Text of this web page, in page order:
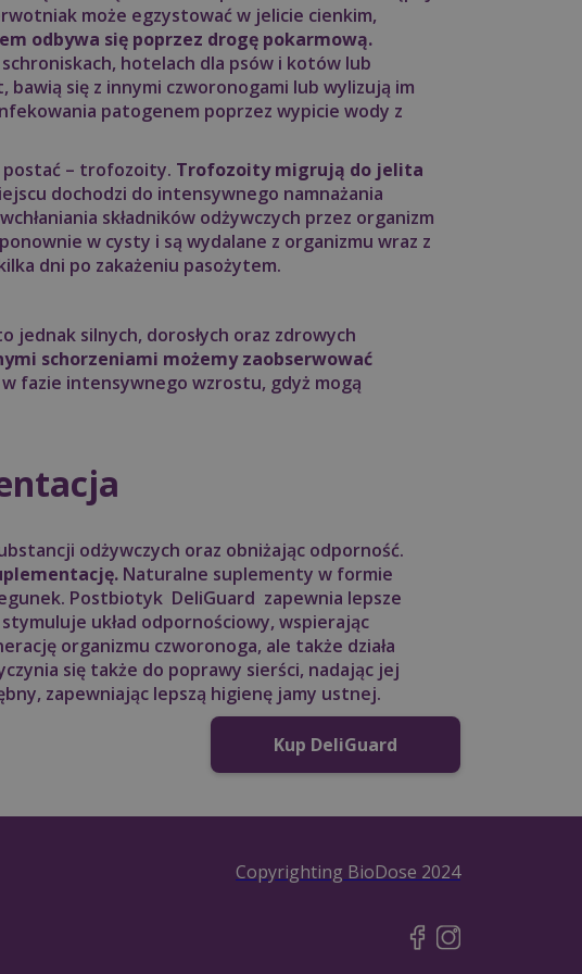
może egzystować w jelicie cienkim,
odbywa się poprzez drogę pokarmową.
hotelach dla psów i kotów lub
się z innymi czworonogami lub wylizują im
patogenem poprzez wypicie wody z
postać – trofozoity. Trofozoity migrują do jelita
dochodzi do intensywnego namnażania
składników odżywczych przez organizm
w cysty i są wydalane z organizmu wraz z
dni po zakażeniu pasożytem.
jednak silnych, dorosłych oraz zdrowych
schorzeniami możemy zaobserwować
fazie intensywnego wzrostu, gdyż mogą
odżywczych oraz obniżając odporność.
Naturalne suplementy w formie
Postbiotyk DeliGuard zapewnia lepsze
układ odpornościowy, wspierając
organizmu czworonoga, ale także działa
się także do poprawy sierści, nadając jej
zapewniając lepszą higienę jamy ustnej.
Kup DeliGuard
Copyrighting BioDose 2024